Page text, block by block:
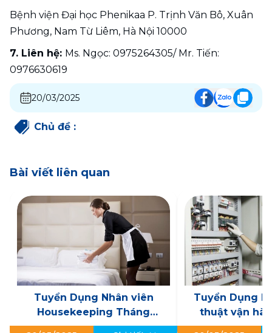
Bệnh viện Đại học Phenikaa P. Trịnh Văn Bô, Xuân
Phương, Nam Từ Liêm, Hà Nội 10000
7. Liên hệ: Ms. Ngọc: 0975264305/ Mr. Tiến:
0976630619
20/03/2025
Chủ đề :
Bài viết liên quan
Tuyển Dụng Nhân viên
Housekeeping Tháng
03/2025
Tuyển Dụng
thuật vận
Tháng